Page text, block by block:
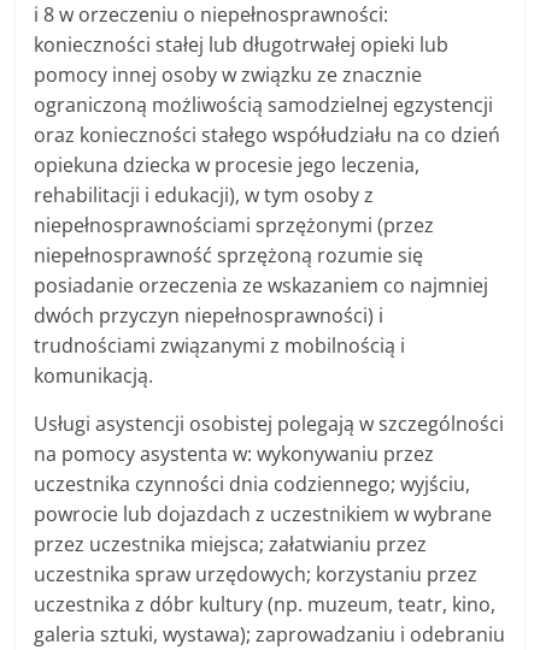
i 8 w orzeczeniu o niepełnosprawności:
konieczności stałej lub długotrwałej opieki lub
pomocy innej osoby w związku ze znacznie
ograniczoną możliwością samodzielnej egzystencji
oraz konieczności stałego współudziału na co dzień
opiekuna dziecka w procesie jego leczenia,
rehabilitacji i edukacji), w tym osoby z
niepełnosprawnościami sprzężonymi (przez
niepełnosprawność sprzężoną rozumie się
posiadanie orzeczenia ze wskazaniem co najmniej
dwóch przyczyn niepełnosprawności) i
trudnościami związanymi z mobilnością i
komunikacją.
Usługi asystencji osobistej polegają w szczególności
na pomocy asystenta w: wykonywaniu przez
uczestnika czynności dnia codziennego; wyjściu,
powrocie lub dojazdach z uczestnikiem w wybrane
przez uczestnika miejsca; załatwianiu przez
uczestnika spraw urzędowych; korzystaniu przez
uczestnika z dóbr kultury (np. muzeum, teatr, kino,
galeria sztuki, wystawa); zaprowadzaniu i odebraniu